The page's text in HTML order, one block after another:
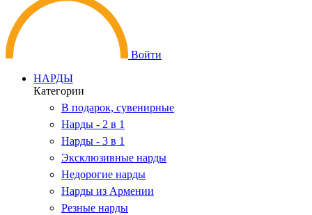
Войти
НАРДЫ
Категории
В подарок, сувенирные
Нарды - 2 в 1
Нарды - 3 в 1
Эксклюзивные нарды
Недорогие нарды
Нарды из Армении
Резные нарды